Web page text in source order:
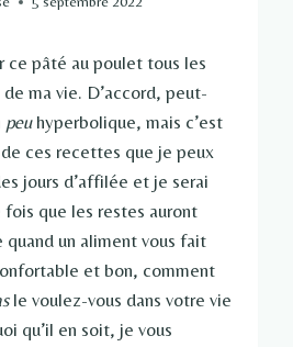
ce pâté au poulet tous les
ma vie. D’accord, peut-
peuhyperbolique, mais c’est
ces recettes que je peux
jours d’affilée et je serai
que les restes auront
quand un aliment vous fait
et bon, comment
le voulez-vous dans votre vie
qu’il en soit, je vous